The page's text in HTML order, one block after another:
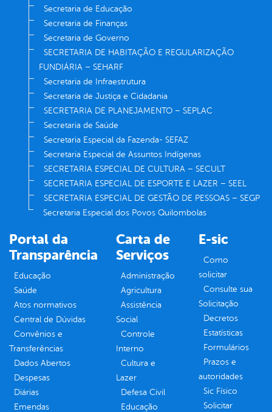
Secretaria de Educação
Secretaria de Finanças
Secretaria de Governo
SECRETARIA DE HABITAÇÃO E REGULARIZAÇÃO
FUNDIÁRIA – SEHARF
Secretaria de Infraestrutura
Secretaria de Justiça e Cidadania
SECRETARIA DE PLANEJAMENTO – SEPLAC
Secretaria de Saúde
Secretaria Especial da Fazenda- SEFAZ
Secretaria Especial de Assuntos Indígenas
SECRETARIA ESPECIAL DE CULTURA – SECULT
SECRETARIA ESPECIAL DE ESPORTE E LAZER – SEEL
SECRETARIA ESPECIAL DE GESTÃO DE PESSOAS – SEGP
Secretaria Especial dos Povos Quilombolas
Portal da
Transparência
Educação
Saúde
Atos normativos
Central de Dúvidas
Convênios e
Transferências
Dados Abertos
Despesas
Diárias
Emendas
Carta de
Serviços
Administração
Agricultura
Assistência
Social
Controle
Interno
Cultura e
Lazer
Defesa Civil
Educação
E-sic
Como
solicitar
Consulte sua
Solicitação
Decretos
Estatísticas
Formulários
Prazos e
autoridades
Sic Físico
Solicitar